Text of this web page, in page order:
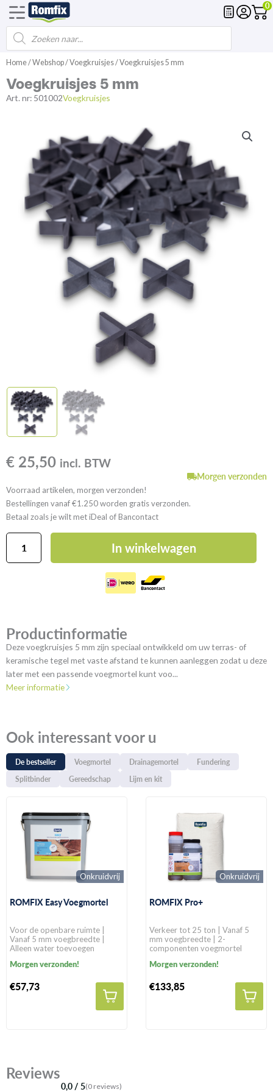
Ga
naar
de
inhoud
0
Producten
zoekenVoegmortel
Home/Webshop/Voegkruisjes/ Voegkruisjes 5 mm
Voegkruisjes 5 mm
Art. nr: 501002Voegkruisjes
€ 25,50 incl. BTW
Morgen verzonden
Voorraad artikelen, morgen verzonden!
Bestellingen vanaf €1.250 worden gratis verzonden.
Betaal zoals je wilt met iDeal of Bancontact
Voegkruisjes
mm
In winkelwagen
Productinformatie
Deze voegkruisjes 5 mm zijn speciaal ontwikkeld om uw terras- of
keramische tegel met vaste afstand te kunnen aanleggen zodat u deze
later met een passende voegmortel kunt voo...
Meer informatie
Ook interessant voor u
De bestseller Voegmortel Drainagemortel
Fundering
Splitbinder
Gereedschap Lijm en kit
Onkruidvrij
ROMFIX Easy Voegmortel
Voor de openbare ruimte |
Vanaf 5 mm voegbreedte |
Alleen water toevoegen
Morgen verzonden!
€57,73
Onkruidvrij
ROMFIX Pro+
Verkeer tot 25 ton | Vanaf 5
mm voegbreedte | 2-
componenten voegmortel
Morgen verzonden!
€133,85
Reviews
0,0 / 5(0 reviews)